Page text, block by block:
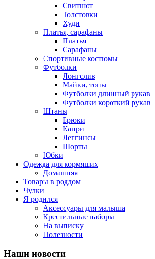
Свитшот
Толстовки
Худи
Платья, сарафаны
Платья
Сарафаны
Спортивные костюмы
Футболки
Лонгслив
Майки, топы
Футболки длинный рукав
Футболки короткий рукав
Штаны
Брюки
Капри
Леггинсы
Шорты
Юбки
Одежда для кормящих
Домашняя
Товары в роддом
Чулки
Я родился
Аксессуары для малыша
Крестильные наборы
На выписку
Полезности
Наши новости